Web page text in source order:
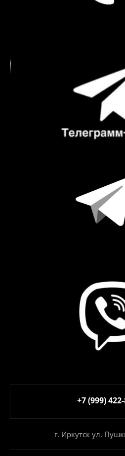
+7 (999)
г. Иркутск ул.